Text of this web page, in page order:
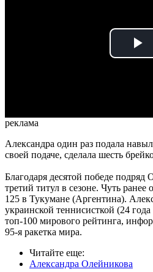
реклама
Александра один раз подала
своей подаче, сделала шесть
Благодаря десятой победе подряд
третий титул в сезоне. Чуть ранее
125 в Тукумане (Аргентина).
украинской теннисисткой (24
топ-100 мирового рейтинга,
95-я ракетка мира.
Читайте еще:
Александра Олейникова